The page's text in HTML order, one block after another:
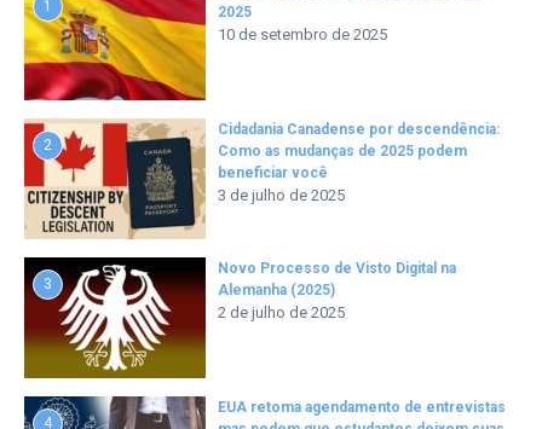
1
2025
10 de setembro de 2025
2
Cidadania Canadense por descendência:
Como as mudanças de 2025 podem
beneficiar você
3 de julho de 2025
3
Novo Processo de Visto Digital na
Alemanha (2025)
2 de julho de 2025
4
EUA retoma agendamento de entrevistas